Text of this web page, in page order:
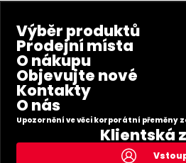
Výběr produktů
Prodejní místa
O nákupu
Objevujte nové
Kontakty
O nás
Upozornění ve věci korporátní přeměny
Klientská